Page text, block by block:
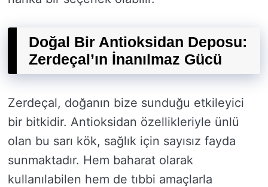
Doğal Bir Antioksidan Deposu:
Zerdeçal’ın İnanılmaz Gücü
Zerdeçal, doğanın bize sunduğu etkileyici
bir bitkidir. Antioksidan özellikleriyle ünlü
olan bu sarı kök, sağlık için sayısız fayda
sunmaktadır. Hem baharat olarak
kullanılabilen hem de tıbbi amaçlarla